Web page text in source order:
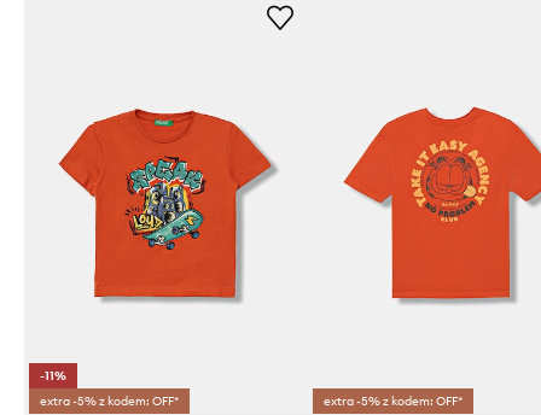
-11%
extra -5% z kodem: OFF*
extra -5% z kodem: OFF*